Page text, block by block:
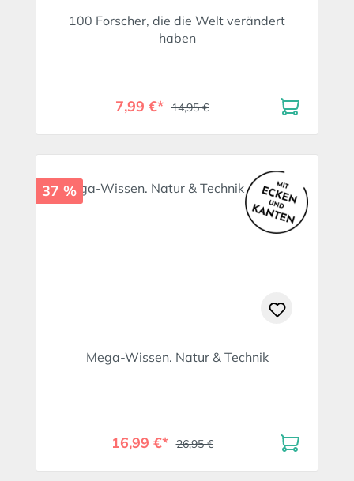
100 Forscher, die die Welt verändert
haben
7,99 €* 14,95 €
37 %
Mega-Wissen. Natur & Technik
16,99 €* 26,95 €